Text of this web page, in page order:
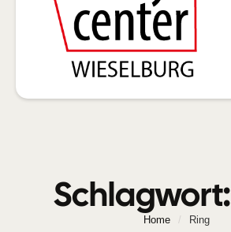
Schlagwort:
Home / Ring